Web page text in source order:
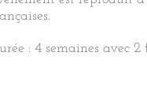
: 4 semaines avec